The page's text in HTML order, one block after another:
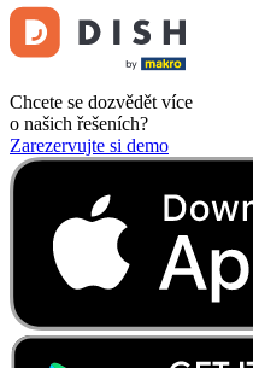
Chcete se dozvědět více
o našich řešeních?
Zarezervujte si demo